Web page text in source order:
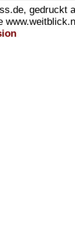
gedruckt